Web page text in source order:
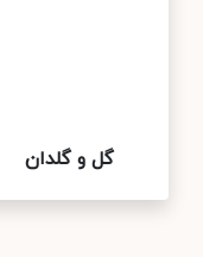
گل و گلدان